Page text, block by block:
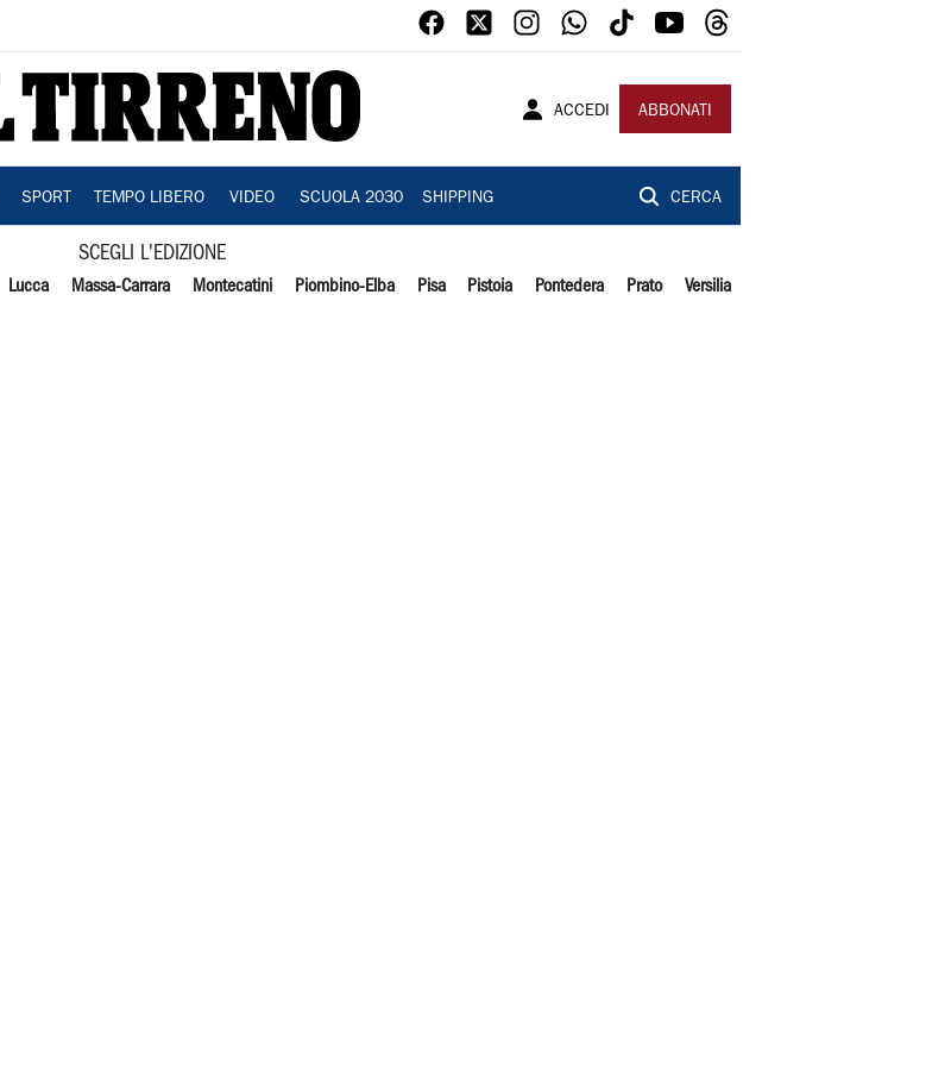
ACCEDI ABBONATI
SPORT TEMPO LIBERO VIDEO SCUOLA 2030 SHIPPING CERCA
SCEGLI L'EDIZIONE
Lucca Massa-Carrara Montecatini Piombino-Elba Pisa Pistoia Pontedera Prato Versilia